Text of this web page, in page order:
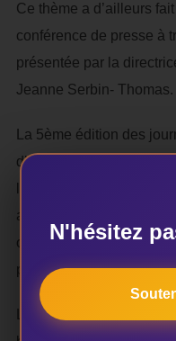
Ce thème a d’ailleurs
conférence de presse à
présentée par la
Jeanne Serbin- Thomas.
La 5ème édition des
d’un concours de
leurs créations au public
a lieu dans la nuit du
on noté durant cette
professionnels de la
L’événement se veut
N'hésitez